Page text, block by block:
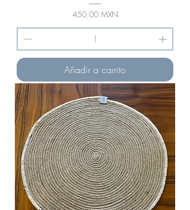
Precio
450,00 MXN
Añadir a carrito